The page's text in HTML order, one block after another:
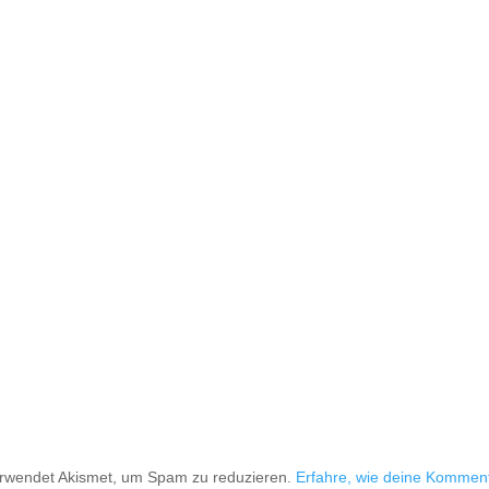
Akismet, um Spam zu reduzieren. Erfahre, wie deine